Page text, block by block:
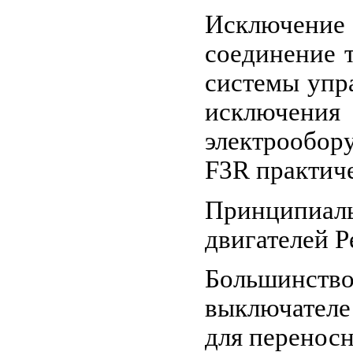
Исключение
соединение
системы
F3R
двигателей
для